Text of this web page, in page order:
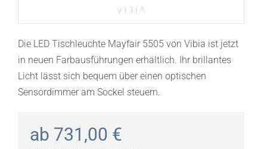
Die LED Tischleuchte Mayfair 5505 von Vibia ist jetzt
in neuen Farbausführungen erhältlich. Ihr brillantes
Licht lässt sich bequem über einen optischen
Sensordimmer am Sockel steuern.
ab 731,00 €